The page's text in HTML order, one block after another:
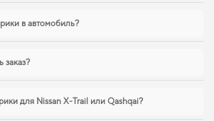
коврик для ваз 2105 цена
И дальше будем помогать вам поддерживать авто
в автомобиль?
заказ?
для Nissan X-Trail или Qashqai?